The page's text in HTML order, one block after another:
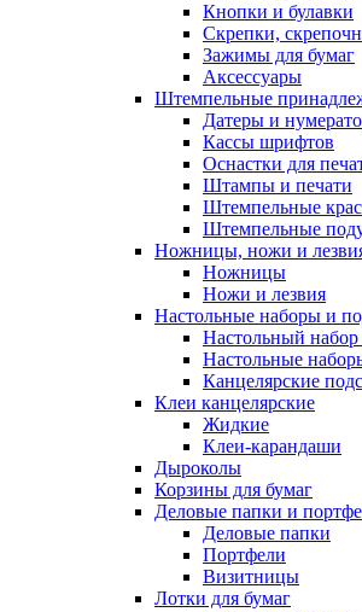
Кнопки и булавки
Скрепки,
Зажимы для бумаг
Аксессуары
Штемпельные
Датеры и
Кассы шрифтов
Оснастки для
Штампы и печати
Штемпельные
Штемпельные
Ножницы, ножи и
Ножницы
Ножи и лезвия
Настольные наборы и
Настольный
Настольные
Канцелярские
Клеи канцелярские
Жидкие
Клеи-карандаши
Дыроколы
Корзины для бумаг
Деловые папки и
Деловые папки
Портфели
Визитницы
Лотки для бумаг